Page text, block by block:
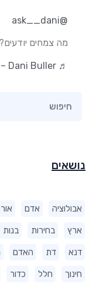
נושאים
אבולוציה אדם אור
ארץ בחירות בנות
דנא דת האדם
חינוך חלל כדור
@ask__dani
מה צמחים יודעים?
♬ original sound – Dani Buller